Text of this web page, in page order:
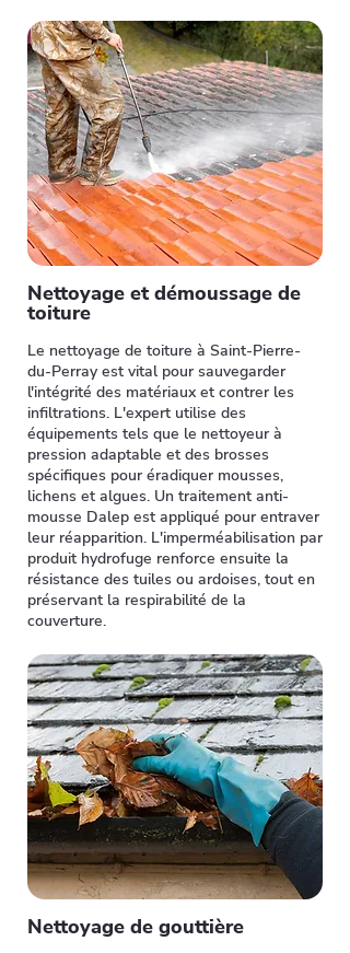
Nettoyage et démoussage de
toiture
Le nettoyage de toiture à Saint-Pierre-
du-Perray est vital pour sauvegarder
l'intégrité des matériaux et contrer les
infiltrations. L'expert utilise des
équipements tels que le nettoyeur à
pression adaptable et des brosses
spécifiques pour éradiquer mousses,
lichens et algues. Un traitement anti-
mousse Dalep est appliqué pour entraver
leur réapparition. L'imperméabilisation par
produit hydrofuge renforce ensuite la
résistance des tuiles ou ardoises, tout en
préservant la respirabilité de la
couverture.
Nettoyage de gouttière